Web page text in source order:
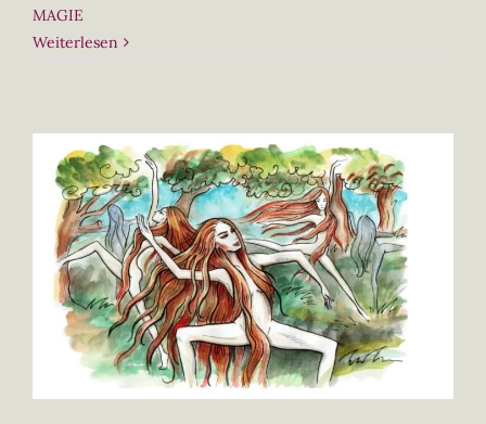
MAGIE
Weiterlesen